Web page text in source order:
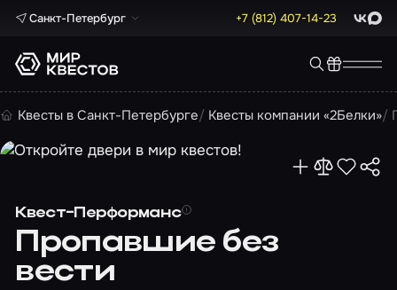
Санкт-Петербург +7 (812) 407-14-23 Max
Квесты в Санкт-Петербурге Квесты компании «2Белки»
Квест-Перформанс
Пропавшие без
вести